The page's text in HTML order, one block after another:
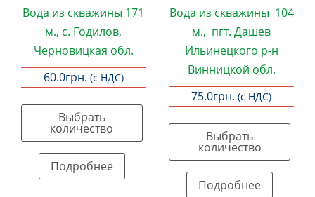
Вода из скважины 171
м., с. Годилов,
Черновицкая обл.
60.0грн. (с НДС)
Выбрать
количество
Цей
товар
Подробнее
Вода из скважины 104
м., пгт.Дашев
Ильинецкого р-н
Винницкой обл.
75.0грн. (с НДС)
Выбрать
количество
Цей
товар
Подробнее